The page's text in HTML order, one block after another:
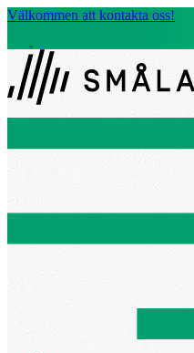
Välkommen att kontakta oss!